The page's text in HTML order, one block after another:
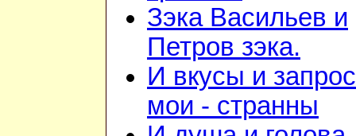
Зэка Васильев и
Петров зэка.
И вкусы и
мои - странны